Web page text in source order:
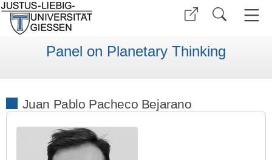
Panel on Planetary Thinking
Juan Pablo Pacheco Bejarano